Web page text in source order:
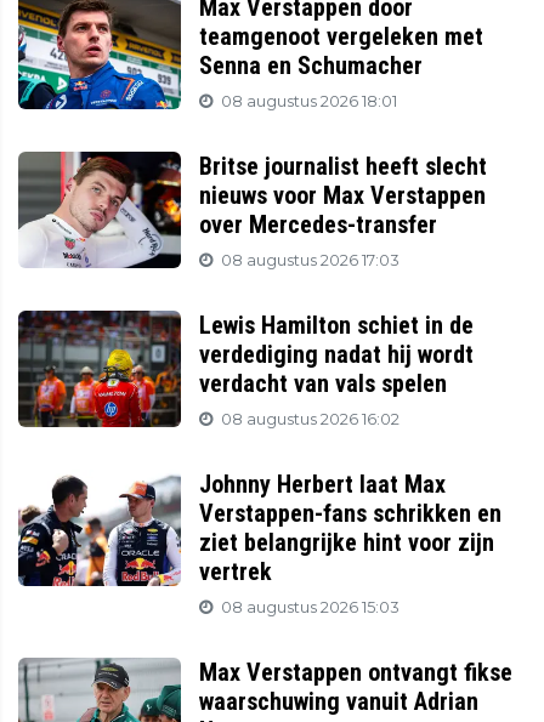
Max Verstappen door
teamgenoot vergeleken met
Senna en Schumacher
08 augustus 2026 18:01
Britse journalist heeft slecht
nieuws voor Max Verstappen
over Mercedes-transfer
08 augustus 2026 17:03
Lewis Hamilton schiet in de
verdediging nadat hij wordt
verdacht van vals spelen
08 augustus 2026 16:02
Johnny Herbert laat Max
Verstappen-fans schrikken en
ziet belangrijke hint voor zijn
vertrek
08 augustus 2026 15:03
Max Verstappen ontvangt fikse
waarschuwing vanuit Adrian